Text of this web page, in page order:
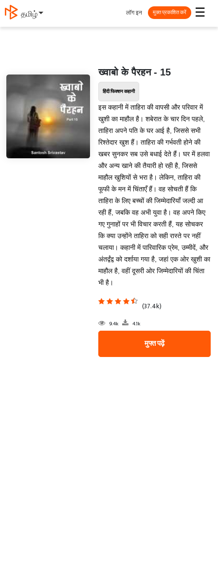
தமிழ் ☰
लॉग इन मुक्त प्रकाशित करें
ख्वाबो के पैरहन - 15
हिंदी फिक्शन कहानी
इस कहानी में ताहिरा की वापसी और परिवार में
खुशी का माहौल है। शबेरात के चार दिन पहले,
ताहिरा अपने पति के घर आई है, जिससे सभी
रिश्तेदार खुश हैं। ताहिरा की गर्भवती होने की
खबर सुनकर सब उसे बधाई देते हैं। घर में हलवा
और अन्य खाने की तैयारी हो रही है, जिससे
माहौल खुशियों से भरा है। लेकिन, ताहिरा की
फूफी के मन में चिंताएँ हैं। वह सोचती हैं कि
ताहिरा के लिए बच्चों की जिम्मेदारियाँ जल्दी आ
रही हैं, जबकि वह अभी युवा है। वह अपने किए
गए गुनाहों पर भी विचार करती हैं, यह सोचकर
कि क्या उन्होंने ताहिरा को सही रास्ते पर नहीं
चलाया। कहानी में पारिवारिक प्रेम, उम्मीदें, और
अंतर्द्वंद्व को दर्शाया गया है, जहां एक ओर खुशी का
माहौल है, वहीं दूसरी ओर जिम्मेदारियों की चिंता
भी है।
(37.4k)
9.4k 4.1k
मुफ्त पढ़ें